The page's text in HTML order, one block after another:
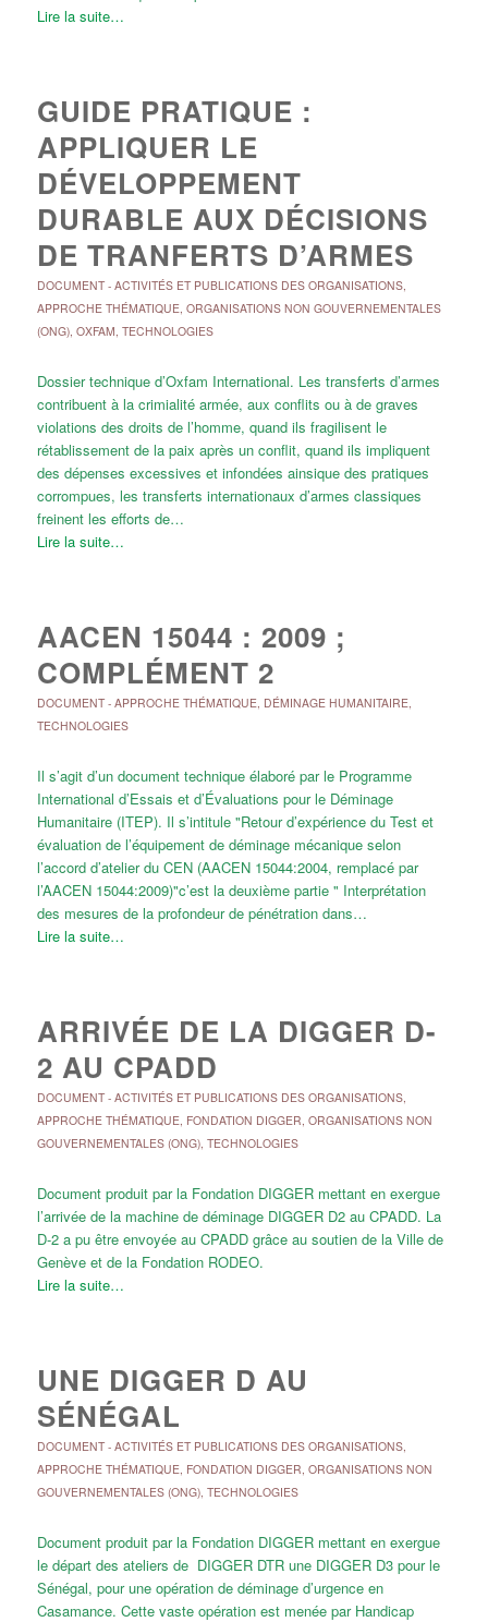
Lire la suite…
GUIDE PRATIQUE :
APPLIQUER LE
DÉVELOPPEMENT
DURABLE AUX DÉCISIONS
DE TRANFERTS D’ARMES
DOCUMENT- ACTIVITÉS ET PUBLICATIONS DES ORGANISATIONS,
APPROCHE THÉMATIQUE, ORGANISATIONS NON GOUVERNEMENTALES
(ONG), OXFAM, TECHNOLOGIES
Dossier technique d’Oxfam International. Les transferts d’armes
contribuent à la crimialité armée, aux conflits ou à de graves
violations des droits de l’homme, quand ils fragilisent le
rétablissement de la paix après un conflit, quand ils impliquent
des dépenses excessives et infondées ainsique des pratiques
corrompues, les transferts internationaux d’armes classiques
freinent les efforts de…
Lire la suite…
AACEN 15044 : 2009 ;
COMPLÉMENT 2
DOCUMENT- APPROCHE THÉMATIQUE, DÉMINAGE HUMANITAIRE,
TECHNOLOGIES
Il s’agit d’un document technique élaboré par le Programme
International d’Essais et d’Évaluations pour le Déminage
Humanitaire (ITEP). Il s’intitule "Retour d’expérience du Test et
évaluation de l’équipement de déminage mécanique selon
l’accord d’atelier du CEN (AACEN 15044:2004, remplacé par
l’AACEN 15044:2009)"c’est la deuxième partie " Interprétation
des mesures de la profondeur de pénétration dans…
Lire la suite…
ARRIVÉE DE LA DIGGER D-
2 AU CPADD
DOCUMENT- ACTIVITÉS ET PUBLICATIONS DES ORGANISATIONS,
APPROCHE THÉMATIQUE, FONDATION DIGGER, ORGANISATIONS NON
GOUVERNEMENTALES (ONG), TECHNOLOGIES
Document produit par la Fondation DIGGER mettant en exergue
l’arrivée de la machine de déminage DIGGER D2 au CPADD. La
D-2 a pu être envoyée au CPADD grâce au soutien de la Ville de
Genève et de la Fondation RODEO.
Lire la suite…
UNE DIGGER D AU
SÉNÉGAL
DOCUMENT- ACTIVITÉS ET PUBLICATIONS DES ORGANISATIONS,
APPROCHE THÉMATIQUE, FONDATION DIGGER, ORGANISATIONS NON
GOUVERNEMENTALES (ONG), TECHNOLOGIES
Document produit par la Fondation DIGGER mettant en exergue
le départ des ateliers de DIGGER DTR une DIGGER D3 pour le
Sénégal, pour une opération de déminage d’urgence en
Casamance. Cette vaste opération est menée par Handicap